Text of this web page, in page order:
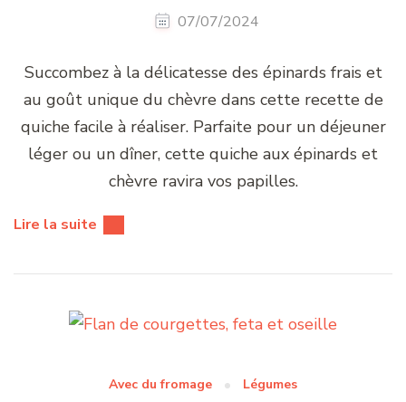
07/07/2024
Succombez à la délicatesse des épinards frais et
au goût unique du chèvre dans cette recette de
quiche facile à réaliser. Parfaite pour un déjeuner
léger ou un dîner, cette quiche aux épinards et
chèvre ravira vos papilles.
Lire la suite
Avec du fromage Légumes